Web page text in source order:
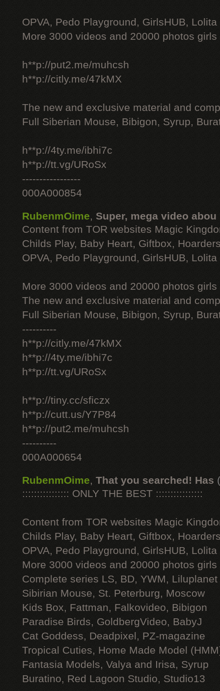
OPVA, Pedo Playground, GirlsHUB, Lolita
More 3000 videos and 20000 photos
h**p://put2.me/muhcsh
h**p://citly.me/47kMX
The new and exclusive material and
Full Siberian Mouse, Bibigon, Syrup,
h**p://4ty.me/ibhi7c
h**p://tt.vg/URoSx
-----------------
000A000854
RubenmOime, Super, mega video abou
Content from TOR websites Magic
Childs Play, Baby Heart, Giftbox,
OPVA, Pedo Playground, GirlsHUB, Lolita
More 3000 videos and 20000 photos
The new and exclusive material and
Full Siberian Mouse, Bibigon, Syrup,
----------
h**p://citly.me/47kMX
h**p://4ty.me/ibhi7c
h**p://tt.vg/URoSx
h**p://tiny.cc/sficzx
h**p://cutt.us/Y7P84
h**p://put2.me/muhcsh
----------
000A000654
RubenmOime, That you searched! Has
:::::::::::::::: ONLY THE BEST ::::::::::::::::
Content from TOR websites Magic
Childs Play, Baby Heart, Giftbox,
OPVA, Pedo Playground, GirlsHUB, Lolita
More 3000 videos and 20000 photos
Complete series LS, BD, YWM, Liluplanet
Sibirian Mouse, St. Peterburg, Moscow
Kids Box, Fattman, Falkovideo, Bibigon
Paradise Birds, GoldbergVideo, BabyJ
Cat Goddess, Deadpixel, PZ-magazine
Tropical Cuties, Home Made Model
Fantasia Models, Valya and Irisa, Syrup
Buratino, Red Lagoon Studio, Studio13